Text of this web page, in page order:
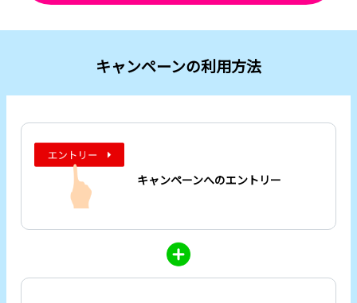
キャンペーンの利用方法
キャンペーンへのエントリー